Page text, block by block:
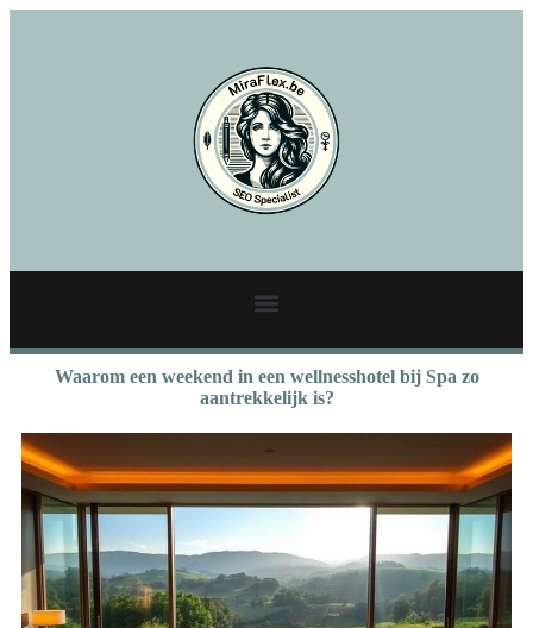
Waarom een weekend in een wellnesshotel bij Spa zo
aantrekkelijk is?